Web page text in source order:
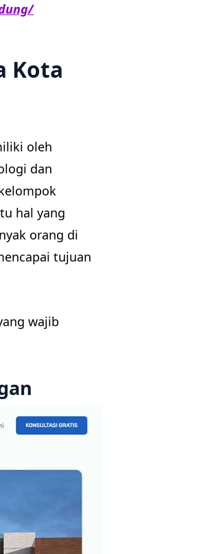
Kota
oleh
dan
hal yang
orang di
tujuan
wajib